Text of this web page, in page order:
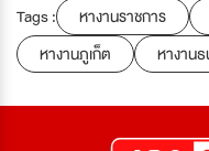
Tags : หางานราชการ
หางานภูเก็ต
หางาน